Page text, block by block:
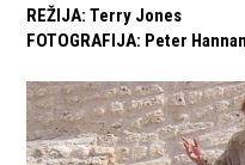
REŽIJA: Terry Jones
FOTOGRAFIJA: Peter